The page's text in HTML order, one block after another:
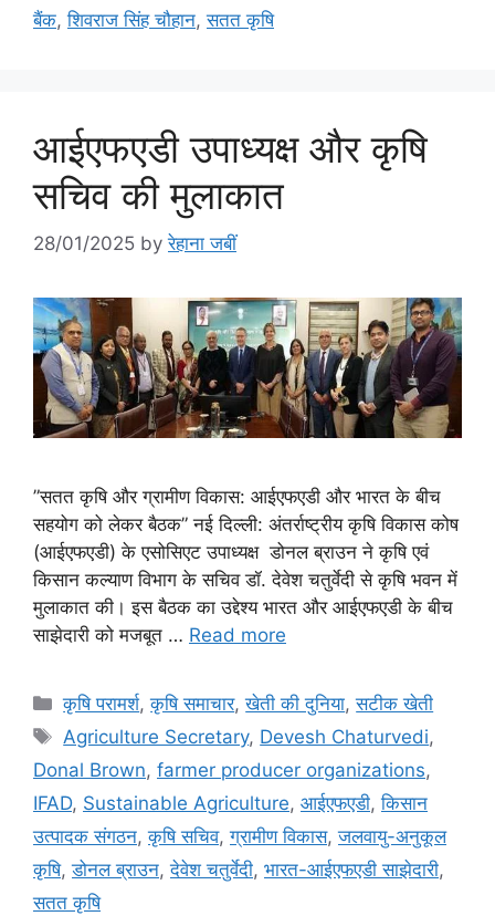
बैंक,शिवराज सिंह चौहान,सतत कृषि
आईएफएडी उपाध्यक्ष और कृषि
सचिव की मुलाकात
28/01/2025 byरेहाना जबीं
”सतत कृषि और ग्रामीण विकास: आईएफएडी और भारत के बीच
सहयोग को लेकर बैठक” नई दिल्ली: अंतर्राष्ट्रीय कृषि विकास कोष
(आईएफएडी) के एसोसिएट उपाध्यक्ष डोनल ब्राउन ने कृषि एवं
किसान कल्याण विभाग के सचिव डॉ. देवेश चतुर्वेदी से कृषि भवन में
मुलाकात की। इस बैठक का उद्देश्य भारत और आईएफएडी के बीच
साझेदारी को मजबूत … Read more
कृषि परामर्श,कृषि समाचार,खेती की दुनिया,सटीक खेती
Agriculture Secretary, Devesh Chaturvedi,
Donal Brown, farmer producer organizations,
IFAD, Sustainable Agriculture, आईएफएडी,किसान
उत्पादक संगठन,कृषि सचिव,ग्रामीण विकास,जलवायु-अनुकूल
कृषि,डोनल ब्राउन,देवेश चतुर्वेदी, भारत-आईएफएडी साझेदारी,
सतत कृषि